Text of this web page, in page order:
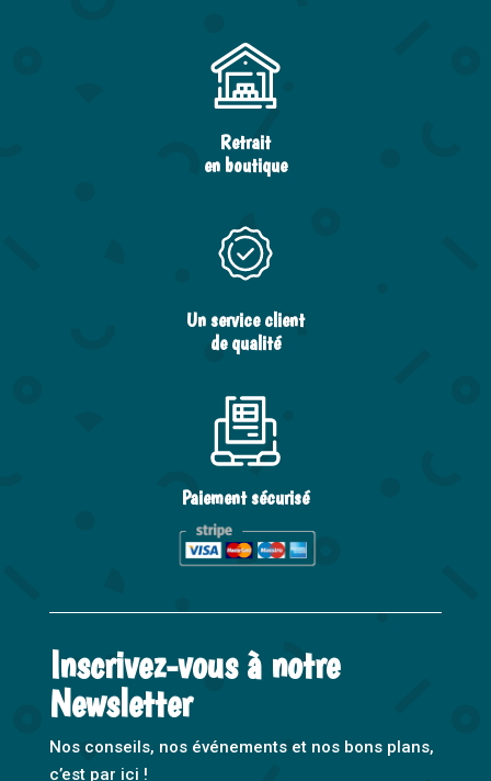
Retrait
en boutique
Un service client
de qualité
Paiement sécurisé
Inscrivez-vous à notre
Newsletter
Nos conseils, nos événements et nos bons plans,
c’est par ici !